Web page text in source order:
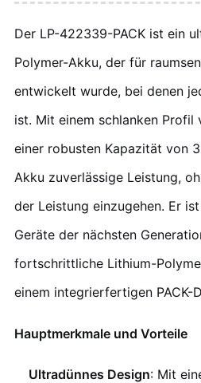
Der LP-422339-PACK ist ein
Polymer-Akku, der für
entwickelt wurde, bei denen
ist. Mit einem schlanken Profil
einer robusten Kapazität von
Akku zuverlässige Leistung,
der Leistung einzugehen. Er
Geräte der nächsten
fortschrittliche Lithium-
einem integrierfertigen PACK-
Hauptmerkmale und Vorteile
Ultradünnes Design: Mit